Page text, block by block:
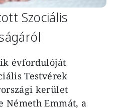
Szociális
évfordulóját
Testvérek
kerület
Németh Emmát, a